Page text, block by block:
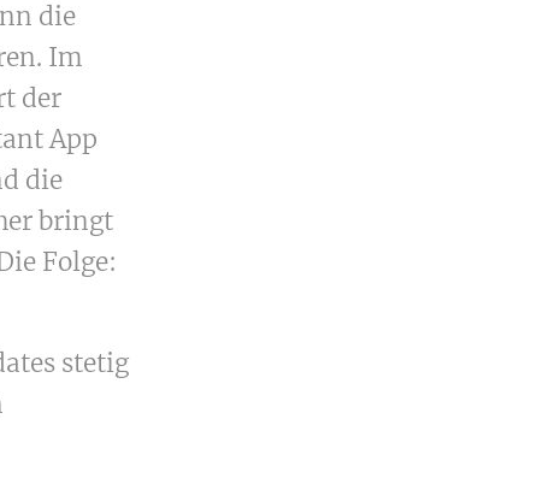
die
Im
der
App
die
bringt
Folge:
stetig